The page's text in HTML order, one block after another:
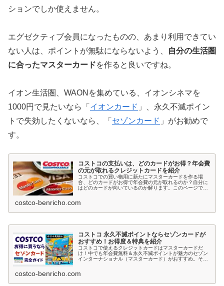
ションでしか使えません。
エグゼクティブ会員になったものの、あまり利用できてい
ない人は、ポイントが無駄にならないよう、
自分の生活圏
に合ったマスターカードを作ると良いですね。
イオン生活圏、WAONを集めている、イオンシネマを
1000円で見たいなら「 イオンカード 」、永久不滅ポイン
トで失効したくないなら、「 セゾンカード 」がお勧めで
す。
コストコの支払いは、どのカードがお得？年会費
の元が取れるクレジットカードを紹介
コストコでの買い物用に新たにマスターカードを作る場
合、どのカードがお得で年会費の元が取れるのか？自分に
はどのカードが向いているのか解ります。このページで
る特典・独自のサービスなども合わせて紹介しています。
costco-benricho.com
コストコ 永久不滅ポイントならセゾンカードが
おすすめ！お得度＆特典を紹介
コストコで使えるクレジットカードはマスターカードだ
け！中でも年会費無料＆永久不滅ポイントが魅力のセゾン
インターナショナル（マスターカード）がおすすめ。その
costco-benricho.com